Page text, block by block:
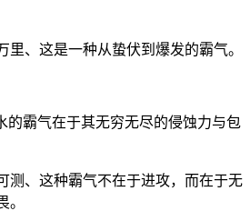
里、这是一种从蛰伏到爆发的霸气。
的霸气在于其无穷无尽的侵蚀力与包
测、这种霸气不在于进攻，而在于无
。